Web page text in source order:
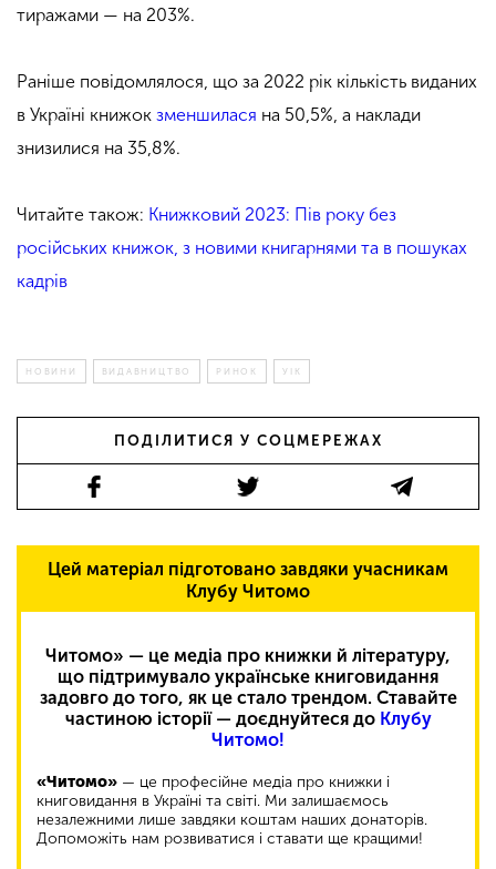
тиражами — на 203%.
Раніше повідомлялося, що за 2022 рік кількість виданих
в Україні книжок зменшилася на 50,5%, а наклади
знизилися на 35,8%.
Читайте також: Книжковий 2023: Пів року без
російських книжок, з новими книгарнями та в пошуках
кадрів
НОВИНИ ВИДАВНИЦТВО РИНОК УІК
ПОДІЛИТИСЯ У СОЦМЕРЕЖАХ
Цей матеріал підготовано завдяки учасникам
Клубу Читомо
Читомо» — це медіа про книжки й літературу,
що підтримувало українське книговидання
задовго до того, як це стало трендом. Ставайте
частиною історії — доєднуйтеся до Клубу
Читомо!
«Читомо» — це професійне медіа про книжки і
книговидання в Україні та світі. Ми залишаємось
незалежними лише завдяки коштам наших донаторів.
Допоможіть нам розвиватися і ставати ще кращими!